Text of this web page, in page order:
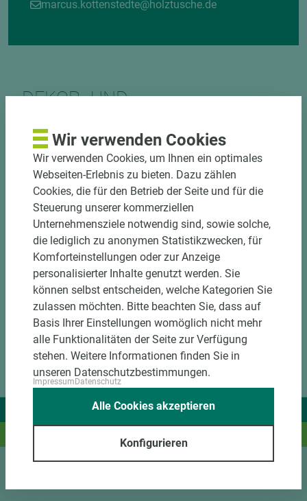
marcus.kottenstedte@holztusche.de
DEKOR- UND
DOWNLOADS
Wir liefern Ideen.
Wir verwenden Cookies
Wir verwenden Cookies, um Ihnen ein optimales
Webseiten-Erlebnis zu bieten. Dazu zählen
Cookies, die für den Betrieb der Seite und für die
Steuerung unserer kommerziellen
Unternehmensziele notwendig sind, sowie solche,
die lediglich zu anonymen Statistikzwecken, für
Komforteinstellungen oder zur Anzeige
personalisierter Inhalte genutzt werden. Sie
können selbst entscheiden, welche Kategorien Sie
zulassen möchten. Bitte beachten Sie, dass auf
Basis Ihrer Einstellungen womöglich nicht mehr
alle Funktionalitäten der Seite zur Verfügung
stehen. Weitere Informationen finden Sie in
unseren Datenschutzbestimmungen.
ImpressumDatenschutz
Konfigurieren
Alle Cookies akzeptieren